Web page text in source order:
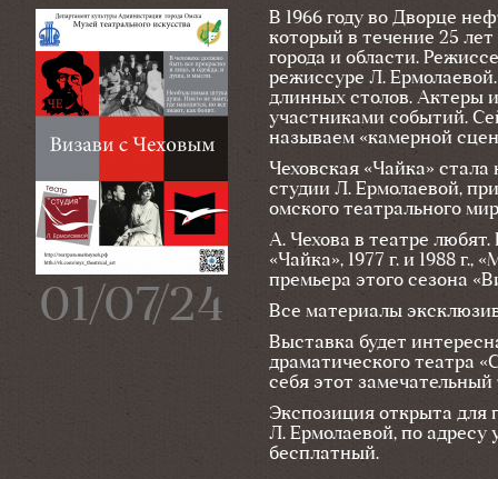
01/07/24
В 1966 году во Дворце
который в течение 25
города и области.
режиссуре Л.
длинных столов. Актеры
участниками событий.
называем «камерной
Чеховская «Чайка»
студии Л. Ермолаевой,
омского театрального
А. Чехова в театре
«Чайка», 1977 г. и 1988
премьера этого сезона
Все материалы
Выставка будет
драматического театра
себя этот замечательный
Экспозиция открыта для
Л. Ермолаевой, по адресу
бесплатный.